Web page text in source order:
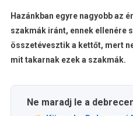
Hazánkban egyre nagyobb az
szakmák iránt, ennek ellenére
összetévesztik a kettőt, mert
mit takarnak ezek a szakmák.
Ne maradj le a